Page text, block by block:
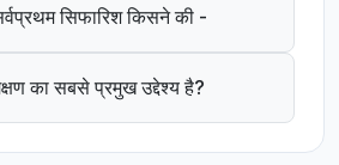
सिफारिश किसने की -
का सबसे प्रमुख उद्देश्य है?